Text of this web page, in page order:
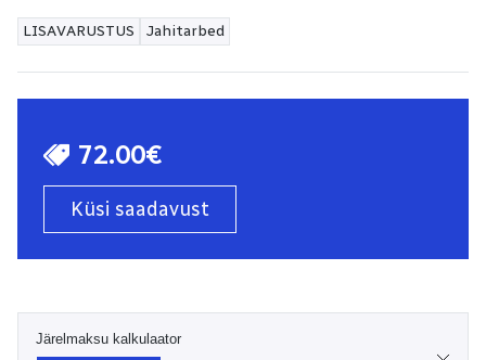
LISAVARUSTUS Jahitarbed
72.00€
Küsi saadavust
Järelmaksu kalkulaator